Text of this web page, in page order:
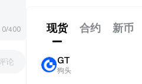
0/400
论
现货 合约 新币
GT
狗头